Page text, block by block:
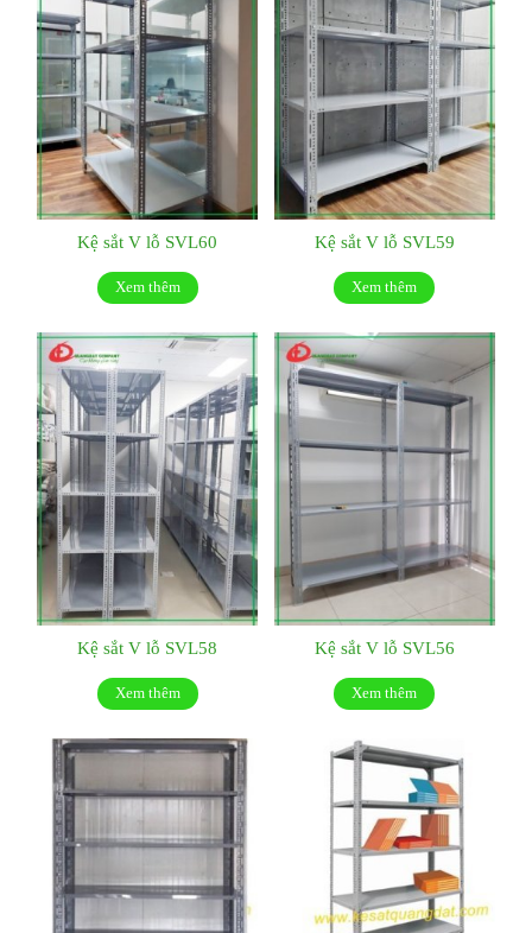
Kệ sắt V lỗ SVL60
Xem thêm
Kệ sắt V lỗ SVL59
Xem thêm
Kệ sắt V lỗ SVL58
Xem thêm
Kệ sắt V lỗ SVL56
Xem thêm